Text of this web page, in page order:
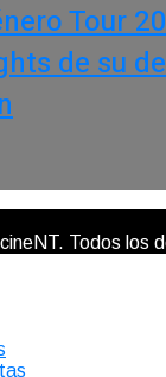
Tour
de su
Todos los